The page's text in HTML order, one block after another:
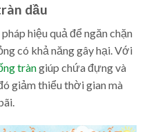
dầu
hiệu quả để ngăn chặn
có khả năng gây hại. Với
tràngiúp chứa đựng và
giảm thiểu thời gian mà